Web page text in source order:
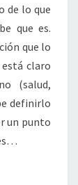
de lo que
que es.
que lo
claro
(salud,
definirlo
un punto